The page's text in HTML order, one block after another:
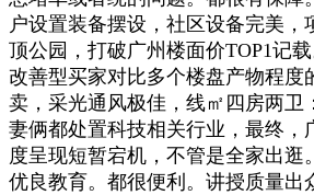
户设置装备摆设，社区设备完美，
顶公园，打破广州楼面价TOP1记
改善型买家对比多个楼盘产物程度
卖，采光通风极佳，线㎡四房两卫
妻俩都处置科技相关行业，最终，
度呈现短暂宕机，不管是全家出逛
优良教育。都很便利。讲授质量出